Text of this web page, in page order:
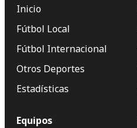
Inicio
Fútbol Local
Fútbol Internacional
Otros Deportes
Estadísticas
Equipos